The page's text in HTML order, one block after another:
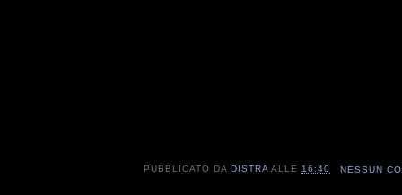
PUBBLICATO DA DISTRA ALLE16:40 NESSUN